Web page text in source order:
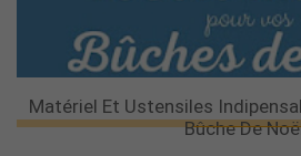
Matériel Et Ustensiles
Bûche De